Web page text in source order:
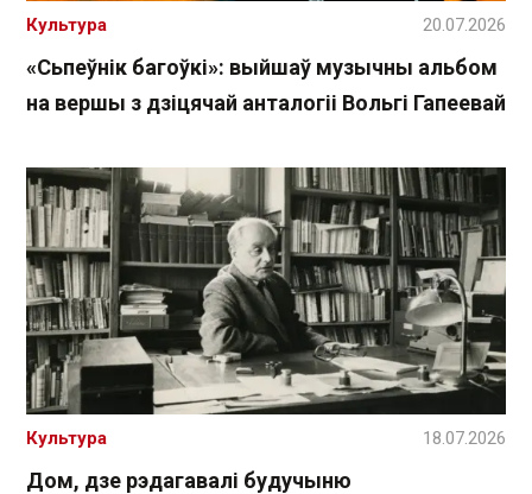
«Сьпеўнік багоўкі»: выйшаў музычны альбом
на вершы з дзіцячай анталогіі Вольгі Гапеевай
Культура 20.07.2026
Дом, дзе рэдагавалі будучыню
Культура 18.07.2026